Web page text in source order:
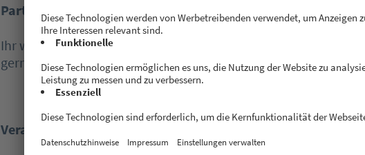
Partner werden
Ihr wollt als Partner der Hackerkiste beim Event dabei sein?
gerne eine E-Mail aninfo@hackerkiste.de
Veranstalter & Partner